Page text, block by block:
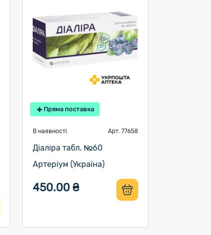
Пряма поставка
В наявності Арт. 77658
Діаліра табл. №60
Артеріум (Україна)
450.00 ₴